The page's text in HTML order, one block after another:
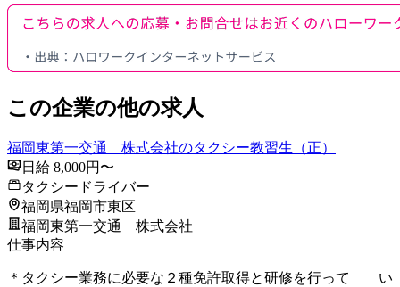
この企業の他の求人
福岡東第一交通 株式会社のタクシー教習生（正）
日給 8,000円〜
タクシードライバー
福岡県福岡市東区
福岡東第一交通 株式会社
仕事内容
＊タクシー業務に必要な２種免許取得と研修を行って い